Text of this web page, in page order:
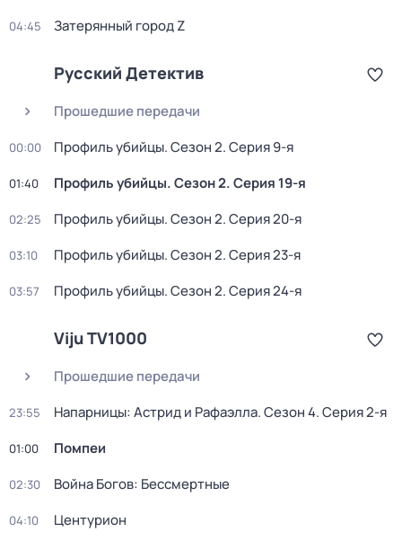
04:45 Затерянный город Z
Русский Детектив
Прошедшие передачи
00:00 Профиль убийцы. Сезон 2. Серия 9-я
01:40 Профиль убийцы. Сезон 2. Серия 19-я
02:25 Профиль убийцы. Сезон 2. Серия 20-я
03:10 Профиль убийцы. Сезон 2. Серия 23-я
03:57 Профиль убийцы. Сезон 2. Серия 24-я
Viju TV1000
Прошедшие передачи
23:55 Напарницы: Астрид и Рафаэлла. Сезон 4. Серия 2-я
01:00 Помпеи
02:30 Война Богов: Бессмертные
04:10 Центурион